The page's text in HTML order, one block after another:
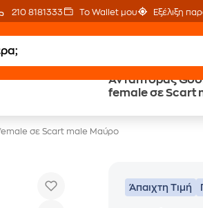
210 8181333 Το Wallet μου Εξέλιξη
Αντάπτορας
Public επιστροφή €
σε Scart male Μαύρο
Άπαιχτη Τιμή